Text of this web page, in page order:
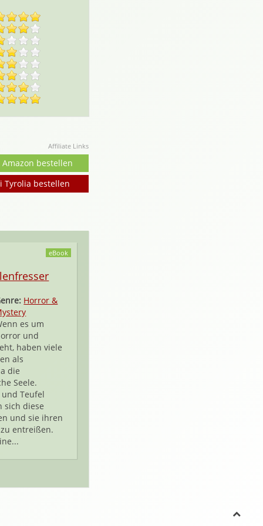
Affiliate Links
Amazon bestellen
Tyrolia bestellen
eBook
Horror &
es um
und
haben viele
als
die
Seele.
Teufel
sich diese
und sie ihren
entreißen.